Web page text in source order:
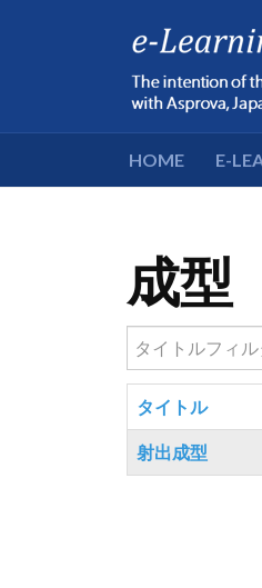
HOME E-
成型
タイトルフィル
タイトル
射出成型